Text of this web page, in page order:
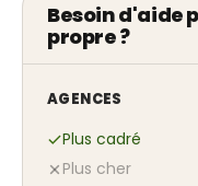
Besoin d'aide
propre ?
AGENCES
Plus cadré
Plus cher